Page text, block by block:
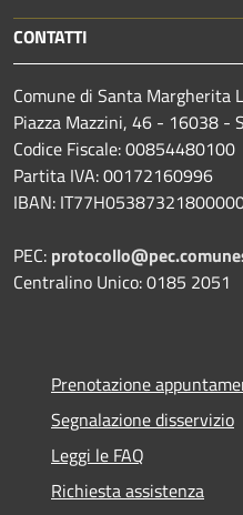
CONTATTI
Comune di Santa Margherita
Piazza Mazzini, 46 - 16038 -
Codice Fiscale: 00854480100
Partita IVA: 00172160996
IBAN:
PEC:
Centralino Unico: 0185 2051
Prenotazione
Segnalazione disservizio
Leggi le FAQ
Richiesta assistenza